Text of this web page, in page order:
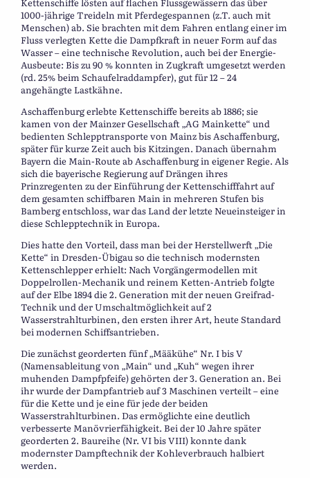
1000-jährige Treideln mit Pferdegespannen (z.T. auch mit
Menschen) ab. Sie brachten mit dem Fahren entlang einer im
Fluss verlegten Kette die Dampfkraft in neuer Form auf das
Wasser – eine technische Revolution, auch bei der Energie-
Ausbeute: Bis zu 90 % konnten in Zugkraft umgesetzt werden
(rd. 25% beim Schaufelraddampfer), gut für 12 – 24
angehängte Lastkähne.
Aschaffenburg erlebte Kettenschiffe bereits ab 1886; sie
kamen von der Mainzer Gesellschaft „AG Mainkette“ und
bedienten Schlepptransporte von Mainz bis Aschaffenburg,
später für kurze Zeit auch bis Kitzingen. Danach übernahm
Bayern die Main-Route ab Aschaffenburg in eigener Regie. Als
sich die bayerische Regierung auf Drängen ihres
Prinzregenten zu der Einführung der Kettenschifffahrt auf
dem gesamten schiffbaren Main in mehreren Stufen bis
Bamberg entschloss, war das Land der letzte Neueinsteiger in
diese Schlepptechnik in Europa.
Dies hatte den Vorteil, dass man bei der Herstellwerft „Die
Kette“ in Dresden-Übigau so die technisch modernsten
Kettenschlepper erhielt: Nach Vorgängermodellen mit
Doppelrollen-Mechanik und reinem Ketten-Antrieb folgte
auf der Elbe 1894 die 2. Generation mit der neuen Greifrad-
Technik und der Umschaltmöglichkeit auf 2
Wasserstrahlturbinen, den ersten ihrer Art, heute Standard
bei modernen Schiffsantrieben.
Die zunächst georderten fünf „Määkühe“ Nr. I bis V
(Namensableitung von „Main“ und „Kuh“ wegen ihrer
muhenden Dampfpfeife) gehörten der 3. Generation an. Bei
ihr wurde der Dampfantrieb auf 3 Maschinen verteilt – eine
für die Kette und je eine für jede der beiden
Wasserstrahlturbinen. Das ermöglichte eine deutlich
verbesserte Manövrierfähigkeit. Bei der 10 Jahre später
georderten 2. Baureihe (Nr. VI bis VIII) konnte dank
modernster Dampftechnik der Kohleverbrauch halbiert
werden.